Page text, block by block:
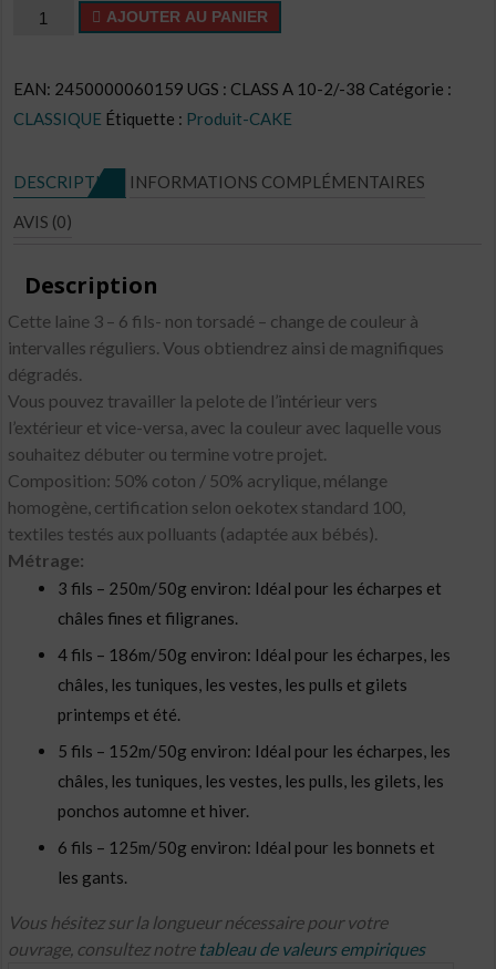
quantité
AJOUTER AU PANIER
EAN: 2450000060159 UGS : CLASS A 10-2/-38 Catégorie :
CLASSIQUE Étiquette : Produit-CAKE
DESCRIPTION
INFORMATIONS COMPLÉMENTAIRES
AVIS (0)
Description
Cette laine 3 – 6 fils- non torsadé – change de couleur à
intervalles réguliers. Vous obtiendrez ainsi de magnifiques
dégradés.
Vous pouvez travailler la pelote de l’intérieur vers
l’extérieur et vice-versa, avec la couleur avec laquelle vous
souhaitez débuter ou termine votre projet.
Composition: 50% coton / 50% acrylique, mélange
homogène, certification selon oekotex standard 100,
textiles testés aux polluants (adaptée aux bébés).
Métrage:
3 fils – 250m/50g environ: Idéal pour les écharpes et
châles fines et filigranes.
4 fils – 186m/50g environ: Idéal pour les écharpes, les
châles, les tuniques, les vestes, les pulls et gilets
printemps et été.
5 fils – 152m/50g environ: Idéal pour les écharpes, les
châles, les tuniques, les vestes, les pulls, les gilets, les
ponchos automne et hiver.
6 fils – 125m/50g environ: Idéal pour les bonnets et
les gants.
Vous hésitez sur la longueur nécessaire pour votre
ouvrage, consultez notre tableau de valeurs empiriques